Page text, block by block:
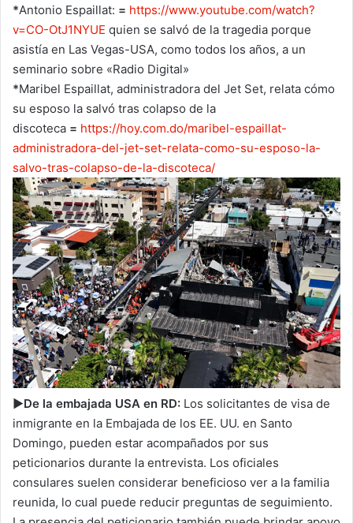
*Antonio Espaillat: = https://www.youtube.com/watch?
v=CO-OtJ1NYUE quien se salvó de la tragedia porque
asistía en Las Vegas-USA, como todos los años, a un
seminario sobre «Radio Digital»
*Maribel Espaillat, administradora del Jet Set, relata cómo
su esposo la salvó tras colapso de la
discoteca = https://hoy.com.do/maribel-espaillat-
administradora-del-jet-set-relata-como-su-esposo-la-
salvo-tras-colapso-de-la-discoteca/
►De la embajada USA en RD: Los solicitantes de visa de
inmigrante en la Embajada de los EE. UU. en Santo
Domingo, pueden estar acompañados por sus
peticionarios durante la entrevista. Los oficiales
consulares suelen considerar beneficioso ver a la familia
reunida, lo cual puede reducir preguntas de seguimiento.